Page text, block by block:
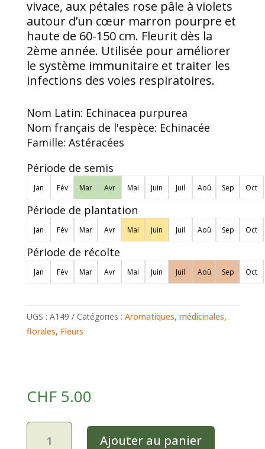
vivace, aux pétales rose pâle à violets
autour d’un cœur marron pourpre et
haute de 60-150 cm. Fleurit dès la
2ème année. Utilisée pour améliorer
le système immunitaire et traiter les
infections des voies respiratoires.
Nom Latin: Echinacea purpurea
Nom français de l'espèce: Echinacée
Famille: Astéracées
Période de semis
Jan Fév Mar Avr Mai Juin Juil Aoû Sep Oct
Période de plantation
Jan Fév Mar Avr Mai Juin Juil Aoû Sep Oct
Période de récolte
Jan Fév Mar Avr Mai Juin Juil Aoû Sep Oct
UGS : A149 Catégories : Aromatiques, médicinales,
florales, Fleurs
CHF5.00
quantité
Ajouter au panier